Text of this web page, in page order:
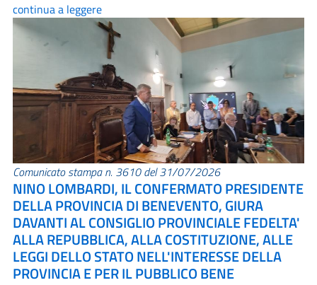
continua a leggere
Comunicato stampa n. 3610 del 31/07/2026
NINO LOMBARDI, IL CONFERMATO PRESIDENTE
DELLA PROVINCIA DI BENEVENTO, GIURA
DAVANTI AL CONSIGLIO PROVINCIALE FEDELTA'
ALLA REPUBBLICA, ALLA COSTITUZIONE, ALLE
LEGGI DELLO STATO NELL'INTERESSE DELLA
PROVINCIA E PER IL PUBBLICO BENE